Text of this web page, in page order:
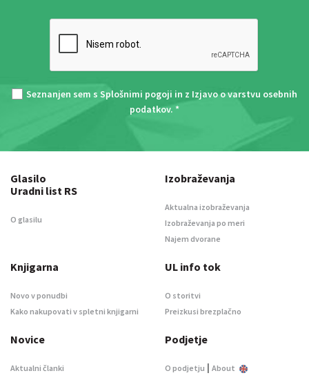
Seznanjen sem s Splošnimi pogoji in z Izjavo o varstvu osebnih
podatkov. *
Glasilo
Uradni list RS
O glasilu
Izobraževanja
Aktualna izobraževanja
Izobraževanja po meri
Najem dvorane
Knjigarna
Novo v ponudbi
Kako nakupovati v spletni knjigarni
UL info tok
O storitvi
Preizkusi brezplačno
Novice
Aktualni članki
Podjetje
O podjetju | About